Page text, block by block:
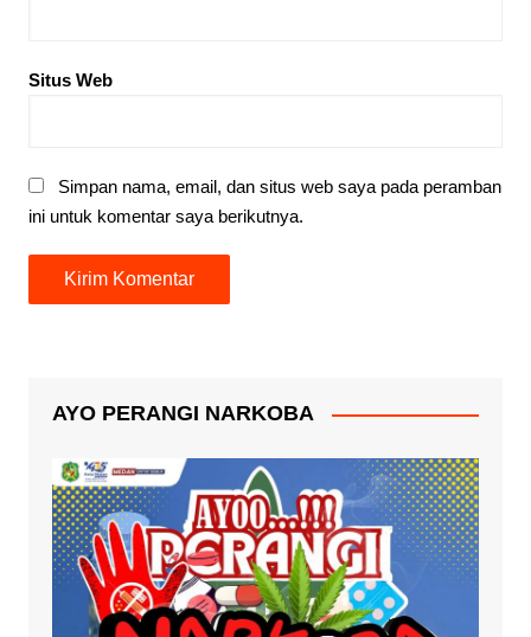
Situs Web
Simpan nama, email, dan situs web saya pada peramban
ini untuk komentar saya berikutnya.
AYO PERANGI NARKOBA